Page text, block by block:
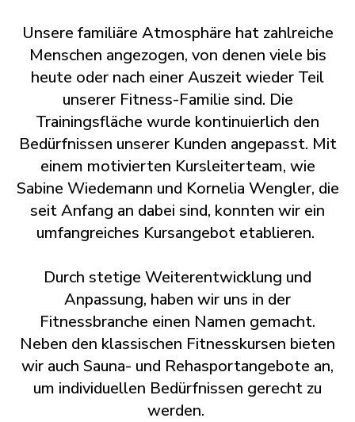
Unsere familiäre Atmosphäre hat zahlreiche
Menschen angezogen, von denen viele bis
heute oder nach einer Auszeit wieder Teil
unserer Fitness-Familie sind. Die
Trainingsfläche wurde kontinuierlich den
Bedürfnissen unserer Kunden angepasst. Mit
einem motivierten Kursleiterteam, wie
Sabine Wiedemann und Kornelia Wengler, die
seit Anfang an dabei sind, konnten wir ein
umfangreiches Kursangebot etablieren.
Durch stetige Weiterentwicklung und
Anpassung, haben wir uns in der
Fitnessbranche einen Namen gemacht.
Neben den klassischen Fitnesskursen bieten
wir auch Sauna- und Rehasportangebote an,
um individuellen Bedürfnissen gerecht zu
werden.